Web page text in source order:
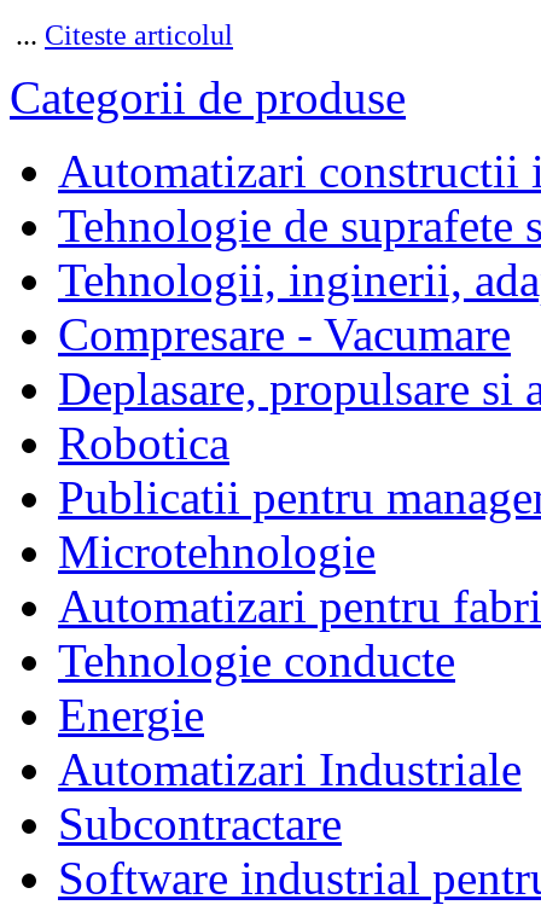
... Citeste articolul
Categorii de produse
Automatizari constructii
Tehnologie de suprafete
Tehnologii, inginerii,
Compresare - Vacumare
Deplasare, propulsare si
Robotica
Publicatii pentru
Microtehnologie
Automatizari pentru
Tehnologie conducte
Energie
Automatizari Industriale
Subcontractare
Software industrial